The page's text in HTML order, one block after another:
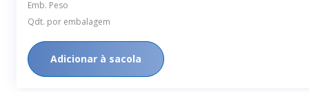
Emb. Peso
Qdt. por embalagem
Adicionar à sacola